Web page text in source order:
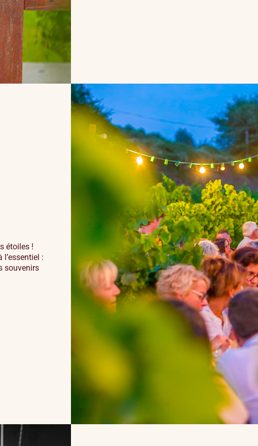
étoiles !
:
souvenirs